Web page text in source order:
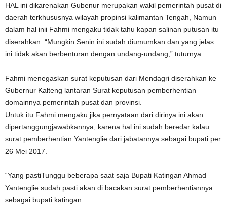
HAL ini dikarenakan Gubenur merupakan wakil pemerintah pusat di
daerah terkhususnya wilayah propinsi kalimantan Tengah, Namun
dalam hal inii Fahmi mengaku tidak tahu kapan salinan putusan itu
diserahkan. “Mungkin Senin ini sudah diumumkan dan yang jelas
ini tidak akan berbenturan dengan undang-undang,” tuturnya
Fahmi menegaskan surat keputusan dari Mendagri diserahkan ke
Gubernur Kalteng lantaran Surat keputusan pemberhentian
domainnya pemerintah pusat dan provinsi.
Untuk itu Fahmi mengaku jika pernyataan dari dirinya ini akan
dipertanggungjawabkannya, karena hal ini sudah beredar kalau
surat pemberhentian Yantenglie dari jabatannya sebagai bupati per
26 Mei 2017.
“Yang pastiTunggu beberapa saat saja Bupati Katingan Ahmad
Yantenglie sudah pasti akan di bacakan surat pemberhentiannya
sebagai bupati katingan.